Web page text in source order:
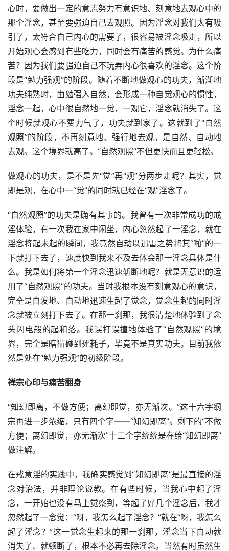
心时，要做出一定的意志努力有意识地、刻意地去观心中的
那个淫念，甚至要强迫自己去观照。因为淫念对我们太有吸
引了，太符合自己内心的需要了，很容易被淫念吸走，所以
开始观心会感到有些吃力，同时会有痛苦的感觉。为什么痛
苦？因为我们要强迫自己不玩弄内心很喜欢的淫念。这个阶
段是“勉力强观”的阶段。随着不断地做观心的功夫，渐渐地
功夫纯熟时，由勉强入自然，会形成一种自觉观心的惯性，
淫念一起，心中很自然地一觉，一观它，淫念就消失了。这
个时候就观心不费力气了，功夫就到家了。这就到了“自然
观照”的阶段，不再刻意地、强行地去观，是自然、自动地
去观。这个境界就高了。“自然观照”不但更快而且更轻松。
做观心的功夫，是不是先“觉”再“观”分两步走呢？其实，觉
即是观，在心中一“觉”的同时就已经在“观”淫念了。
“自然观照”的功夫是确有其事的。我曾有一次非常成功的戒
淫体验，有一次我在家中闲坐，内心忽然起了一淫念，就在
淫念将起未起的瞬间，我竟然自动以迅雷之势将其“啪”的一
下就打下去了，速度快到我来不及去体会那一淫念具体是什
么。我是如何将第一个淫念迅速斩断地呢？就是无意识的运
用了“自然观照”的功夫。当时我根本没有刻意观心的意识，
完全是自发地、自动地迅速生起了觉念，觉念生起的同时淫
念就被立刻打下去了。在那一刹那，我很清楚地体验到了念
头闪电般的起和落。我误打误撞地体验了“自然观照”的境
界，完全是瞎猫碰到死耗子，毕竟不是真实功夫。目前我依
然是处在“勉力强观”的初级阶段。
禅宗心印与痛苦翻身
“知幻即离，不做方便；离幻即觉，亦无渐次。”这十六字纲
宗再进一步浓缩，只有四个字——“知幻即离”。剩下的“不做
方便；离幻即觉，亦无渐次”十二个字统统是在给“知幻即离”
做注解。
在戒意淫的实践中，我确实感觉到“知幻即离”是最直接的淫
念对治法，并非理论说教。在有些时候，当我心中起了淫
念，一开始也没有马上觉察到，等起了好几个淫念后，我才
忽然起了一念觉：“呀，我怎么起了淫念？”就在“呀，我怎么
起了淫念？”这一觉念生起来的那一刹那，淫念当下自动就
消失了、就顿断了，根本不必再去除淫念。当然有时虽然生